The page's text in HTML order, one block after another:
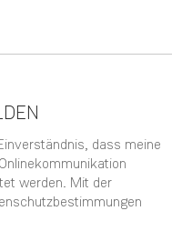
dass meine
werden. Mit der